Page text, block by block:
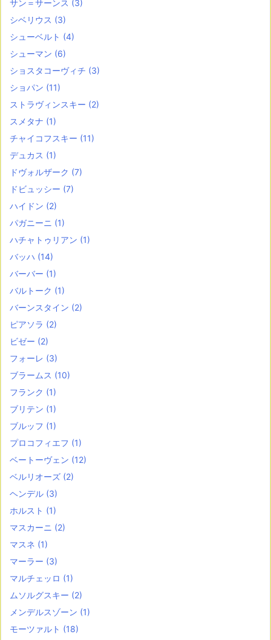
サン＝サーンス (3)
シベリウス (3)
シューベルト (4)
シューマン (6)
ショスタコーヴィチ (3)
ショパン (11)
ストラヴィンスキー (2)
スメタナ (1)
チャイコフスキー (11)
デュカス (1)
ドヴォルザーク (7)
ドビュッシー (7)
ハイドン (2)
パガニーニ (1)
ハチャトゥリアン (1)
バッハ (14)
バーバー (1)
バルトーク (1)
バーンスタイン (2)
ピアソラ (2)
ビゼー (2)
フォーレ (3)
ブラームス (10)
フランク (1)
ブリテン (1)
ブルッフ (1)
プロコフィエフ (1)
ベートーヴェン (12)
ベルリオーズ (2)
ヘンデル (3)
ホルスト (1)
マスカーニ (2)
マスネ (1)
マーラー (3)
マルチェッロ (1)
ムソルグスキー (2)
メンデルスゾーン (1)
モーツァルト (18)